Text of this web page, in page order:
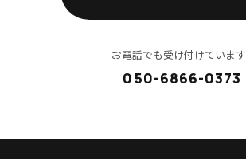
お電話でも受け付けています
050-6866-0373